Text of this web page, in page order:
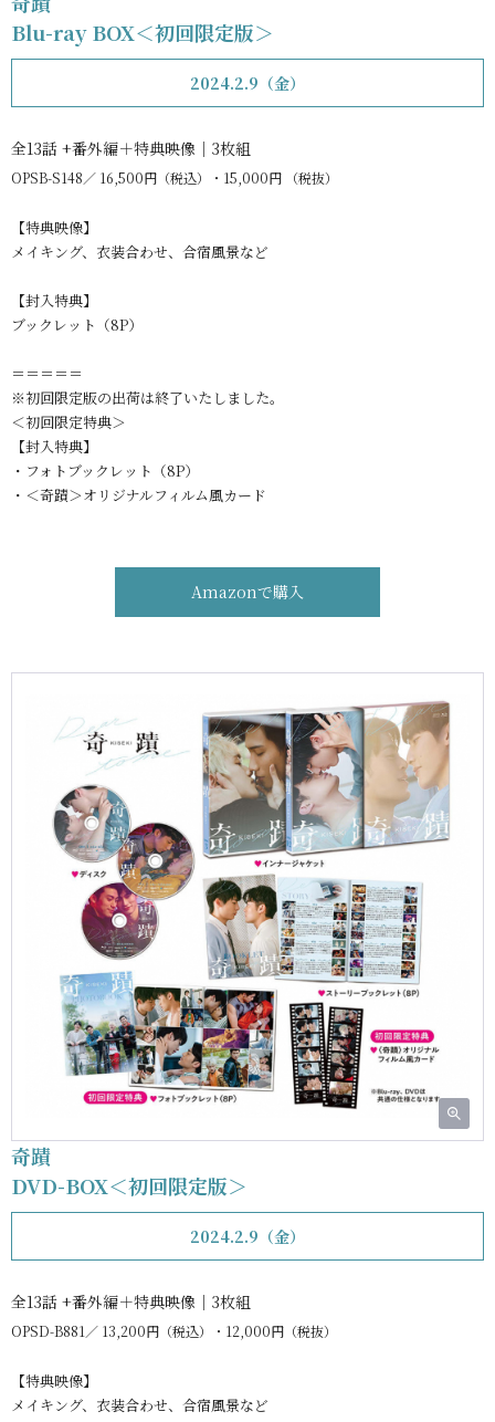
Blu-ray BOX＜初回限定版＞
2024.2.9（金）
全13話 +番外編＋特典映像｜3枚組
OPSB-S148 16,500円（税込）・15,000円 （税抜）
【特典映像】
メイキング、衣装合わせ、合宿風景など
【封入特典】
ブックレット（8P）
＝＝＝＝＝
※初回限定版の出荷は終了いたしました。
＜初回限定特典＞
【封入特典】
・フォトブックレット（8P）
・＜奇蹟＞オリジナルフィルム風カード
Amazonで購入
奇蹟
DVD-BOX＜初回限定版＞
2024.2.9（金）
全13話 +番外編＋特典映像｜3枚組
OPSD-B881 13,200円（税込）・12,000円（税抜）
【特典映像】
メイキング、衣装合わせ、合宿風景など